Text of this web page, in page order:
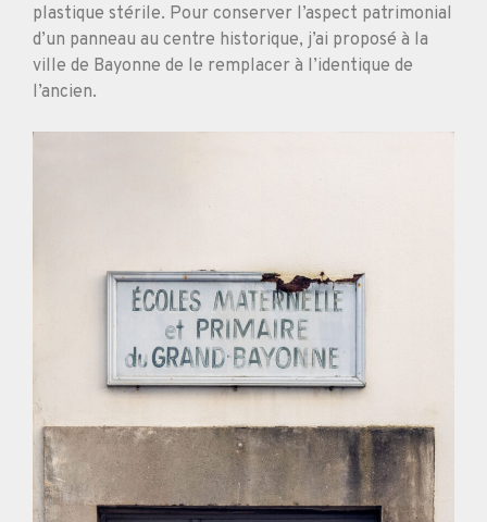
plastique stérile. Pour conserver l’aspect patrimonial
d’un panneau au centre historique, j’ai proposé à la
ville de Bayonne de le remplacer à l’identique de
l’ancien.